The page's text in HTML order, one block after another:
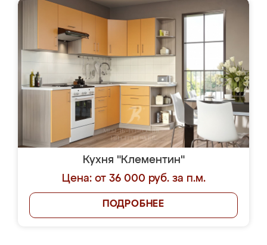
Кухня "Клементин"
Цена: от 36 000 руб. за п.м.
ПОДРОБНЕЕ